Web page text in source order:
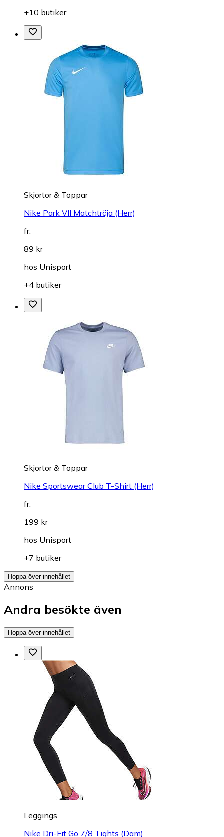
+10 butiker
Skjortor & Toppar
Nike Park VII Matchtröja (Herr)
fr.
89 kr
hos Unisport
+4 butiker
Skjortor & Toppar
Nike Sportswear Club T-Shirt (Herr)
fr.
199 kr
hos Unisport
+7 butiker
Hoppa över innehållet
Annons
Andra besökte även
Hoppa över innehållet
Leggings
Nike Dri-Fit Go 7/8 Tights (Dam)